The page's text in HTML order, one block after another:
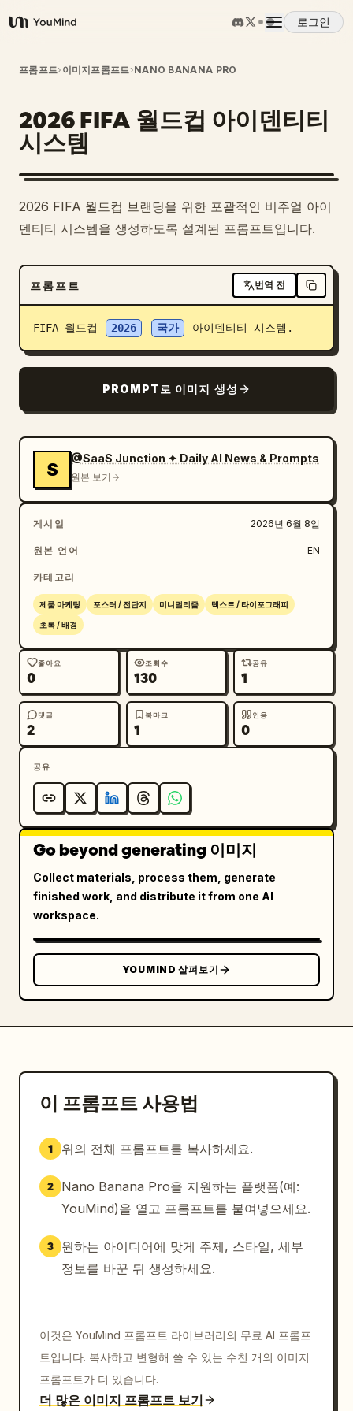
YouMind
로그인
개요
사용 사례
스킬
프롬프트
가격
다운로드
블로그
프롬프트› 이미지프롬프트›NANO BANANA PRO
2026 FIFA 월드컵 아이덴티티
시스템
2026 FIFA 월드컵 브랜딩을 위한 포괄적인 비주얼 아이
덴티티 시스템을 생성하도록 설계된 프롬프트입니다.
프롬프트 번역 전
FIFA 월드컵 2026 국가 아이덴티티 시스템.
PROMPT로 이미지 생성
S
@SaaS Junction ✦ Daily AI News & Prompts
원본 보기
게시일 2026년 6월 8일
원본 언어 EN
카테고리
제품 마케팅 포스터 / 전단지 미니멀리즘 텍스트 / 타이포그래피
초록 / 배경
좋아요
0
조회수
130
공유
1
댓글
2
북마크
1
인용
0
공유
Go beyond generating 이미지
Collect materials, process them, generate
finished work, and distribute it from one AI
workspace.
YOUMIND 살펴보기
이 프롬프트 사용법
1 위의 전체 프롬프트를 복사하세요.
2
Nano Banana Pro을 지원하는 플랫폼(예:
YouMind)을 열고 프롬프트를 붙여넣으세요.
3
원하는 아이디어에 맞게 주제, 스타일, 세부
정보를 바꾼 뒤 생성하세요.
이것은 YouMind 프롬프트 라이브러리의 무료 AI 프롬프
트입니다. 복사하고 변형해 쓸 수 있는 수천 개의 이미지
프롬프트가 더 있습니다.
더 많은 이미지 프롬프트 보기